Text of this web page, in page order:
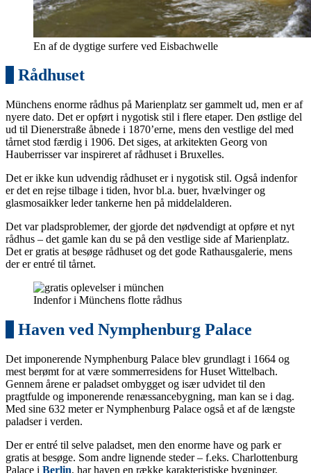
En af de dygtige surfere ved Eisbachwelle
Rådhuset
Münchens enorme rådhus på Marienplatz ser gammelt ud, men er af
nyere dato. Det er opført i nygotisk stil i flere etaper. Den østlige del
ud til Dienerstraße åbnede i 1870’erne, mens den vestlige del med
tårnet stod færdig i 1906. Det siges, at arkitekten Georg von
Hauberrisser var inspireret af rådhuset i Bruxelles.
Det er ikke kun udvendig rådhuset er i nygotisk stil. Også indenfor
er det en rejse tilbage i tiden, hvor bl.a. buer, hvælvinger og
glasmosaikker leder tankerne hen på middelalderen.
Det var pladsproblemer, der gjorde det nødvendigt at opføre et nyt
rådhus – det gamle kan du se på den vestlige side af Marienplatz.
Det er gratis at besøge rådhuset og det gode Rathausgalerie, mens
der er entré til tårnet.
Indenfor i Münchens flotte rådhus
Haven ved Nymphenburg Palace
Det imponerende Nymphenburg Palace blev grundlagt i 1664 og
mest berømt for at være sommerresidens for Huset Wittelbach.
Gennem årene er paladset ombygget og især udvidet til den
pragtfulde og imponerende renæssancebygning, man kan se i dag.
Med sine 632 meter er Nymphenburg Palace også et af de længste
paladser i verden.
Der er entré til selve paladset, men den enorme have og park er
gratis at besøge. Som andre lignende steder – f.eks. Charlottenburg
Palace i Berlin, har haven en række karakteristiske bygninger,